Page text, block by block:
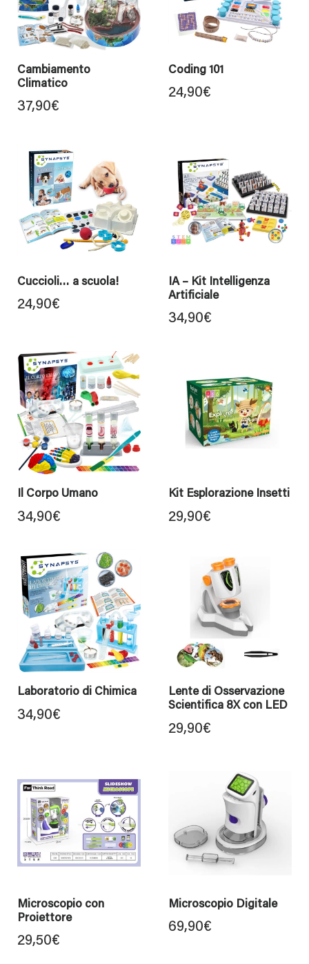
Cambiamento
Climatico
37,90€
Coding 101
24,90€
Cuccioli… a scuola!
24,90€
IA – Kit Intelligenza
Artificiale
34,90€
Il Corpo Umano
34,90€
Kit Esplorazione Insetti
29,90€
Laboratorio di Chimica
34,90€
Lente di Osservazione
Scientifica 8X con LED
29,90€
Microscopio con
Proiettore
29,50€
Microscopio Digitale
69,90€